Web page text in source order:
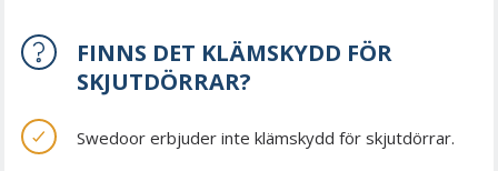
FINNS DET KLÄMSKYDD FÖR
SKJUTDÖRRAR?
Swedoor erbjuder inte klämskydd för skjutdörrar.